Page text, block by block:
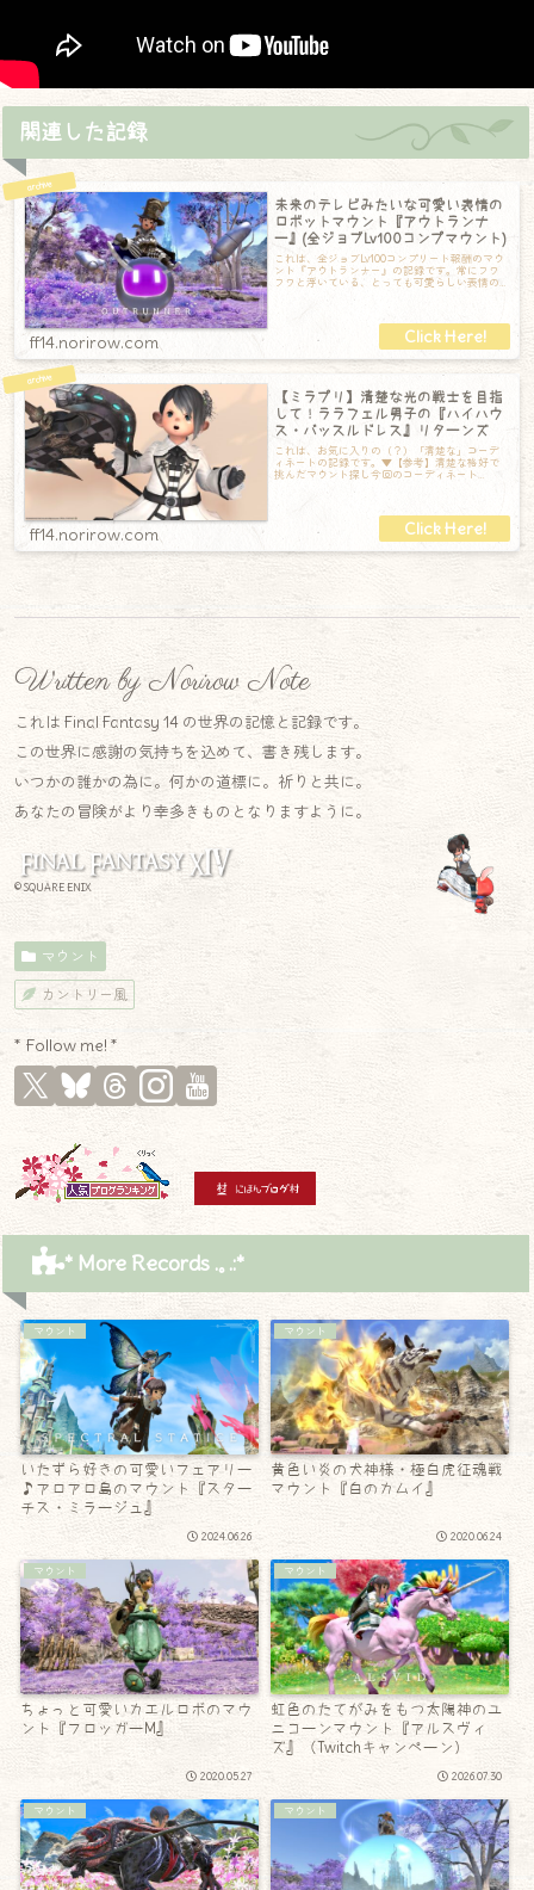
関連した記録
未来のテレビみたいな可愛い表情の
ロボットマウント『アウトランナ
ー』(全ジョブLv100コンプマウント)
これは、全ジョブLv100コンプリート報酬のマウ
ント『アウトランナー』の記録です。常にフワ
フワと浮いている、とっても可愛らしい表情の
ff14.norirow.com
【ミラプリ】清楚な光の戦士を目指
して！ララフェル男子の『ハイハウ
ス・バッスルドレス』リターンズ
これは、お気に入りの（？）「清楚な」コーデ
ィネートの記録です。▼【参考】清楚な格好で
挑んだマウント探し今回のコーディネート
ff14.norirow.com
Written by Norirow Note
これは Final Fantasy 14 の世界の記憶と記録です。
この世界に感謝の気持ちを込めて、書き残します。
いつかの誰かの為に。何かの道標に。祈りと共に。
あなたの冒険がより幸多きものとなりますように。
© SQUARE ENIX
マウント
カントリー風
* Follow me! *
* More Records .｡.:*
マウント
いたずら好きの可愛いフェアリー
♪アロアロ島のマウント『スター
チス・ミラージュ』
2024.06.26
マウント
黄色い炎の犬神様・極白虎征魂戦
マウント『白のカムイ』
2020.06.24
マウント
ちょっと可愛いカエルロボのマウ
ント『フロッガーM』
2020.05.27
マウント
虹色のたてがみをもつ太陽神のユ
ニコーンマウント『アルスヴィ
ズ』（Twitchキャンペーン）
2026.07.30
マウント マウント